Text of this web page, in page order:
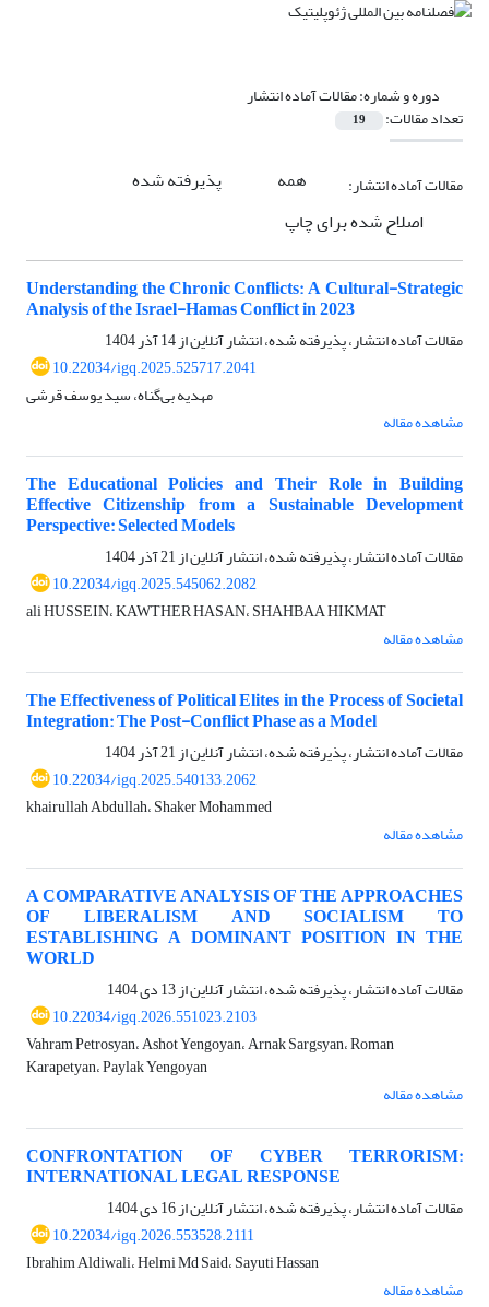
دوره و شماره:مقالات آماده انتشار
تعداد مقالات: 19
مقالات آماده انتشار: همه
پذیرفته شده
اصلاح شده برای چاپ
Understanding the Chronic Conflicts: A Cultural-Strategic
Analysis of the Israel-Hamas Conflict in 2023
مقالات آماده انتشار، پذیرفته شده، انتشار آنلاین از14 آذر 1404
10.22034/igq.2025.525717.2041
مهدیه بی‌گناه، سید یوسف قرشی
مشاهده مقاله
The Educational Policies and Their Role in Building
Effective Citizenship from a Sustainable Development
Perspective: Selected Models
مقالات آماده انتشار، پذیرفته شده، انتشار آنلاین از21 آذر 1404
10.22034/igq.2025.545062.2082
ali HUSSEIN، KAWTHER HASAN، SHAHBAA HIKMAT
مشاهده مقاله
The Effectiveness of Political Elites in the Process of Societal
Integration: The Post-Conflict Phase as a Model
مقالات آماده انتشار، پذیرفته شده، انتشار آنلاین از21 آذر 1404
10.22034/igq.2025.540133.2062
khairullah Abdullah، Shaker Mohammed
مشاهده مقاله
A COMPARATIVE ANALYSIS OF THE APPROACHES
OF LIBERALISM AND SOCIALISM TO
ESTABLISHING A DOMINANT POSITION IN THE
WORLD
مقالات آماده انتشار، پذیرفته شده، انتشار آنلاین از13 دی 1404
10.22034/igq.2026.551023.2103
Vahram Petrosyan، Ashot Yengoyan، Arnak Sargsyan، Roman
Karapetyan، Paylak Yengoyan
مشاهده مقاله
CONFRONTATION OF CYBER TERRORISM:
INTERNATIONAL LEGAL RESPONSE
مقالات آماده انتشار، پذیرفته شده، انتشار آنلاین از16 دی 1404
10.22034/igq.2026.553528.2111
Ibrahim Aldiwali، Helmi Md Said، Sayuti Hassan
مشاهده مقاله